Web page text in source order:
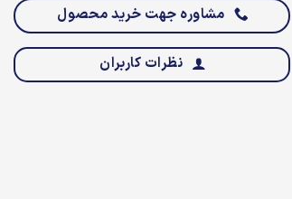
مشاوره جهت خرید محصول
نظرات کاربران